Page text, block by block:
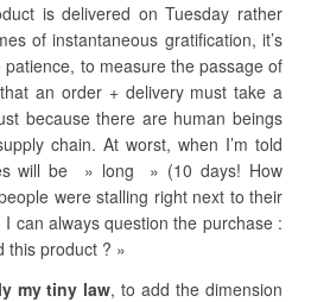
is delivered on Tuesday rather
of instantaneous gratification, it’s
to measure the passage of
an order + delivery must take a
because there are human beings
chain. At worst, when I’m told
will be » long » (10 days! How
were stalling right next to their
can always question the purchase :
this product ? »
my tiny law, to add the dimension